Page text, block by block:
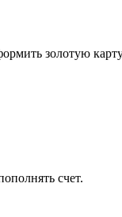
золотую
счет.